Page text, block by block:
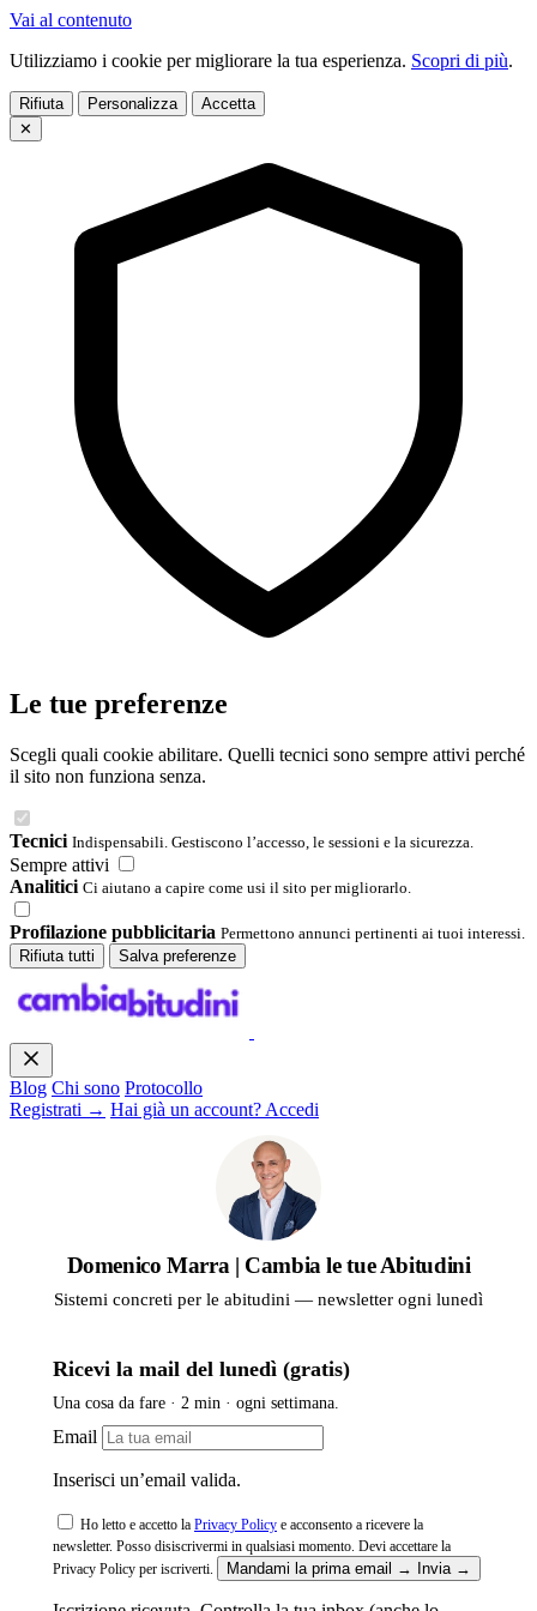
Vai al contenuto
Utilizziamo i cookie per migliorare la tua esperienza. Scopri di più.
Rifiuta Personalizza
Accetta
✕
Le tue preferenze
Scegli quali cookie abilitare. Quelli tecnici sono sempre attivi perché
il sito non funziona senza.
Tecnici Indispensabili. Gestiscono l’accesso, le sessioni e la sicurezza.
Sempre attivi
Analitici Ci aiutano a capire come usi il sito per migliorarlo.
Profilazione pubblicitaria Permettono annunci pertinenti ai tuoi interessi.
Rifiuta tutti
Salva preferenze
Blog Chi sono Protocollo
Registrati → Hai già un account? Accedi
Domenico Marra | Cambia le tue Abitudini
Sistemi concreti per le abitudini — newsletter ogni lunedì
Ricevi la mail del lunedì (gratis)
Una cosa da fare · 2 min · ogni settimana.
Email
Inserisci un’email valida.
Ho letto e accetto la Privacy Policy e acconsento a ricevere la
newsletter. Posso disiscrivermi in qualsiasi momento. Devi accettare la
Privacy Policy per iscriverti.
Mandami la prima email → Invia →